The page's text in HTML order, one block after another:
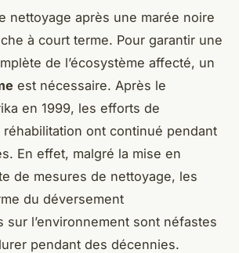
nettoyage après une marée noire
à court terme. Pour garantir une
de l’écosystème affecté, un
est nécessaire. Après le
en 1999, les efforts de
ont continué pendant
En effet, malgré la mise en
de mesures de nettoyage, les
du déversement
sur l’environnement sont néfastes
pendant des décennies.